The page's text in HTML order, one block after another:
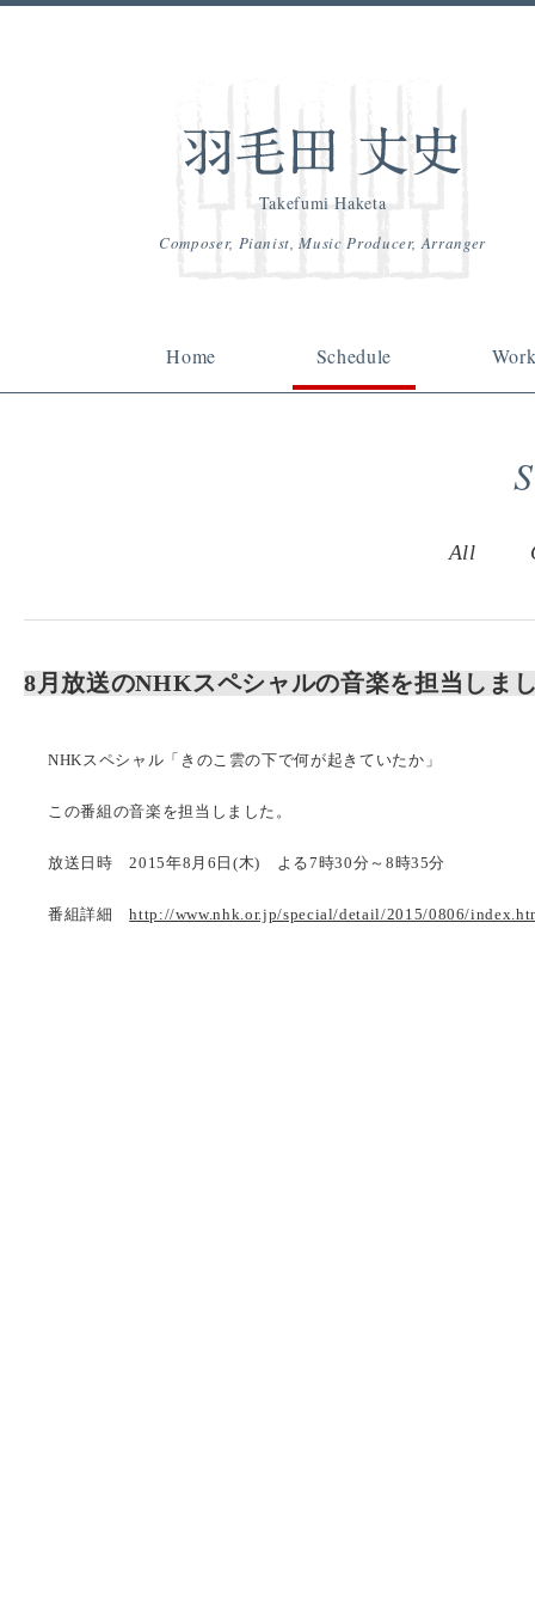
Takefumi Haketa
Composer, Pianist, Music Producer, Arranger
Home Schedule
All
8月放送のNHKスペシャルの音楽を担当しま
NHKスペシャル「きのこ雲の下で何が起きていたか」
この番組の音楽を担当しました。
放送日時 2015年8月6日(木) よる7時30分～8時35分
番組詳細http://www.nhk.or.jp/special/detail/2015/0806/